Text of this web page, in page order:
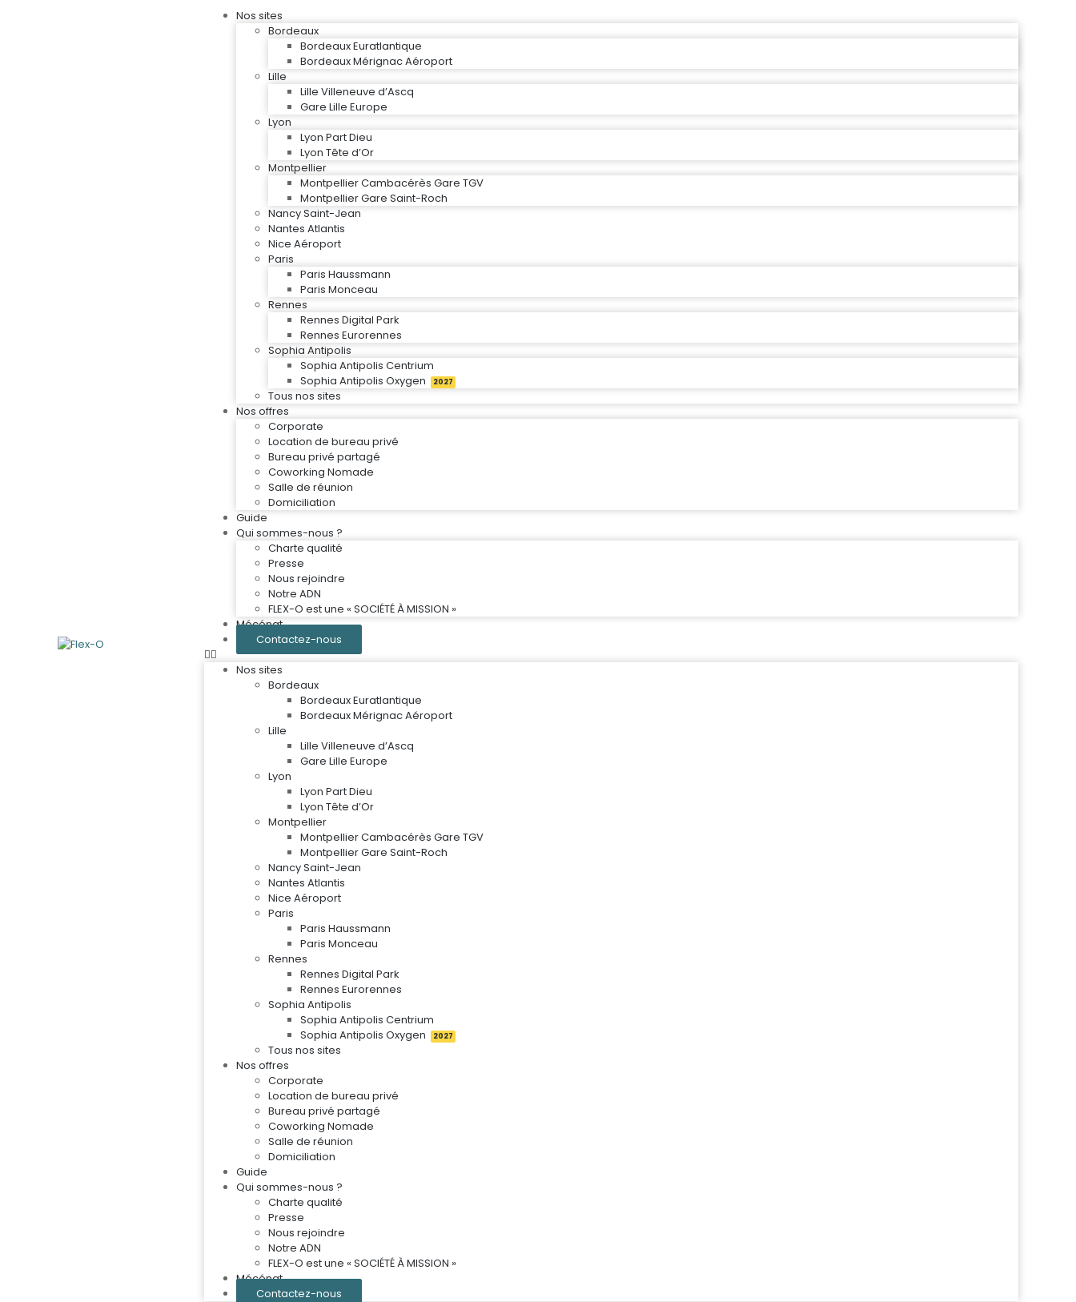
Nos sites
Bordeaux
Bordeaux Euratlantique
Bordeaux Mérignac Aéroport
Lille
Lille Villeneuve d’Ascq
Gare Lille Europe
Lyon
Lyon Part Dieu
Lyon Tête d’Or
Montpellier
Montpellier Cambacérès Gare TGV
Montpellier Gare Saint-Roch
Nancy Saint-Jean
Nantes Atlantis
Nice Aéroport
Paris
Paris Haussmann
Paris Monceau
Rennes
Rennes Digital Park
Rennes Eurorennes
Sophia Antipolis
Sophia Antipolis Centrium
Sophia Antipolis Oxygen
2027
Tous nos sites
Nos offres
Corporate
Location de bureau privé
Bureau privé partagé
Coworking Nomade
Salle de réunion
Domiciliation
Guide
Qui sommes-nous ?
Charte qualité
Presse
Nous rejoindre
Notre ADN
FLEX-O est une « SOCIÉTÉ À MISSION »
Mécénat
Contactez-nous
Nos sites
Bordeaux
Bordeaux Euratlantique
Bordeaux Mérignac Aéroport
Lille
Lille Villeneuve d’Ascq
Gare Lille Europe
Lyon
Lyon Part Dieu
Lyon Tête d’Or
Montpellier
Montpellier Cambacérès Gare TGV
Montpellier Gare Saint-Roch
Nancy Saint-Jean
Nantes Atlantis
Nice Aéroport
Paris
Paris Haussmann
Paris Monceau
Rennes
Rennes Digital Park
Rennes Eurorennes
Sophia Antipolis
Sophia Antipolis Centrium
Sophia Antipolis Oxygen
2027
Tous nos sites
Nos offres
Corporate
Location de bureau privé
Bureau privé partagé
Coworking Nomade
Salle de réunion
Domiciliation
Guide
Qui sommes-nous ?
Charte qualité
Presse
Nous rejoindre
Notre ADN
FLEX-O est une « SOCIÉTÉ À MISSION »
Mécénat
Contactez-nous